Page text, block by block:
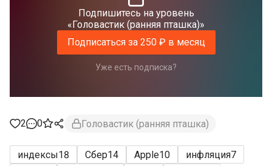
Подпишитесь на уровень
«Головастик (ранняя пташка)»
Подписаться за 250 ₽ в месяц
Уже есть подписка?
2 0 Головастик (ранняя пташка)
индексы18 Сбер14 Apple10 инфляция7